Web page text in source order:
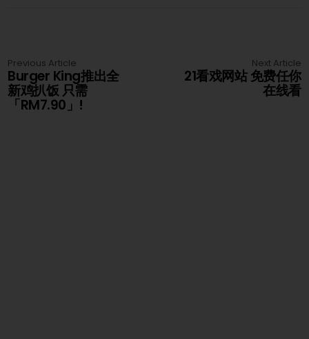
Previous Article
Burger King推出全
新鸡扒饭 只需
「RM7.90」!
Next Article
21看戏网站 免费任你
在线看